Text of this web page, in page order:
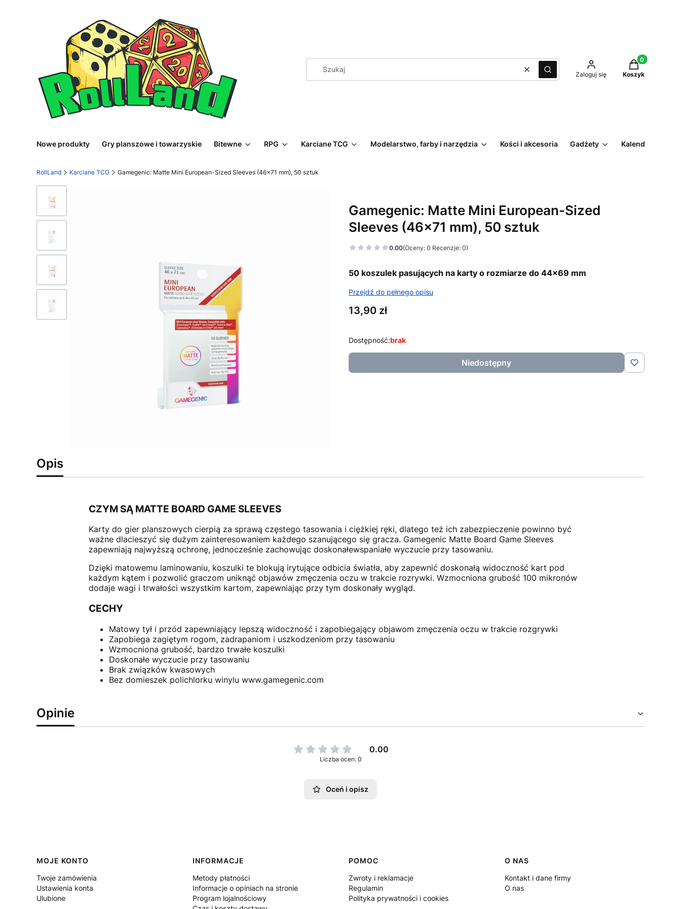
WyczyśćSzukaj Zaloguj się
Produkty w
Koszyk
Nowe produkty Gry planszowe i towarzyskie Bitewne RPG Karciane TCG Modelarstwo, farby i narzędzia Kości i akcesoria Gadżety Kalendarz
RollLand Karciane TCG Gamegenic: Matte Mini European-Sized Sleeves (46x71 mm), 50 sztuk
Gamegenic: Matte Mini European-Sized
Sleeves (46x71 mm), 50 sztuk
0.00(Oceny: 0 Recenzje: 0)
50 koszulek pasujących na karty o rozmiarze do 44x69 mm
Przejdź do pełnego opisu
Cena
13,90 zł
Dostępność:brak
Niedostępny
Opis
CZYM SĄ MATTE BOARD GAME SLEEVES
Karty do gier planszowych cierpią za sprawą częstego tasowania i ciężkiej ręki, dlatego też ich zabezpieczenie powinno być
ważne dlacieszyć się dużym zainteresowaniem każdego szanującego się gracza. Gamegenic Matte Board Game Sleeves
zapewniają najwyższą ochronę, jednocześnie zachowując doskonałewspaniałe wyczucie przy tasowaniu.
Dzięki matowemu laminowaniu, koszulki te blokują irytujące odbicia światła, aby zapewnić doskonałą widoczność kart pod
każdym kątem i pozwolić graczom uniknąć objawów zmęczenia oczu w trakcie rozrywki. Wzmocniona grubość 100 mikronów
dodaje wagi i trwałości wszystkim kartom, zapewniając przy tym doskonały wygląd.
CECHY
Matowy tył i przód zapewniający lepszą widoczność i zapobiegający objawom zmęczenia oczu w trakcie rozgrywki
Zapobiega zagiętym rogom, zadrapaniom i uszkodzeniom przy tasowaniu
Wzmocniona grubość, bardzo trwałe koszulki
Doskonałe wyczucie przy tasowaniu
Brak związków kwasowych
Bez domieszek polichlorku winylu www.gamegenic.com
Opinie
0.00
Liczba ocen: 0
Oceń i opisz
Linki w stopce
MOJE KONTO
Twoje zamówienia
Ustawienia konta
Ulubione
INFORMACJE
Metody płatności
Informacje o opiniach na stronie
Program lojalnościowy
POMOC
Zwroty i reklamacje
Regulamin
Polityka prywatności i cookies
O NAS
Kontakt i dane firmy
O nas